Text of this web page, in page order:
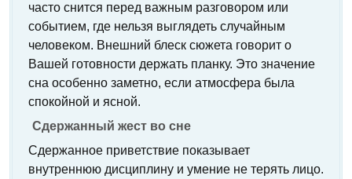
часто снится перед важным разговором или
событием, где нельзя выглядеть случайным
человеком. Внешний блеск сюжета говорит о
Вашей готовности держать планку. Это значение
сна особенно заметно, если атмосфера была
спокойной и ясной.
Сдержанный жест во сне
Сдержанное приветствие показывает
внутреннюю дисциплину и умение не терять лицо.